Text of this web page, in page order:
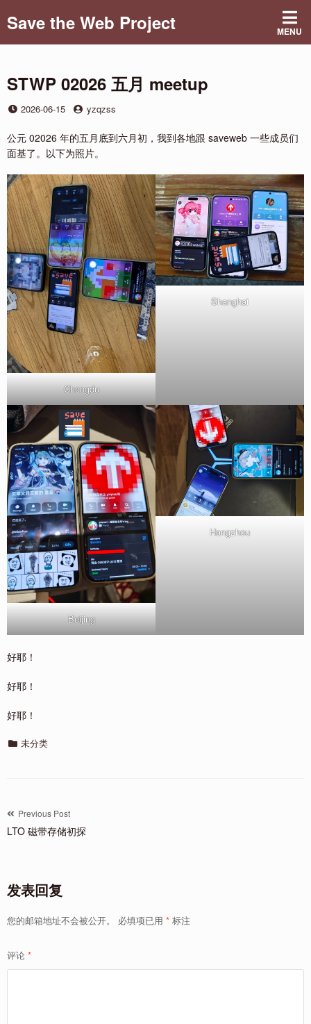
toSave the Web Project MENU
STWP 02026 五月 meetup
Posted
2026-06-15 by
yzqzss
公元 02026 年的五月底到六月初，我到各地跟 saveweb 一些成员们
面基了。以下为照片。
Chengdu
Shanghai
Beijing
Hangzhou
好耶！
好耶！
好耶！
Categories
未分类
文
章
Previous Post
LTO 磁带存储初探
发表回复
您的邮箱地址不会被公开。 必填项已用 * 标注
评论 *